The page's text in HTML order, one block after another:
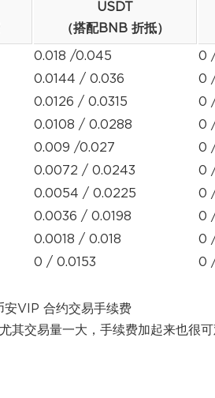
USDT
（搭配BNB 折抵）
0.018 /0.045
0
0.0144 / 0.036
0
0.0126 / 0.0315
0
0.0108 / 0.0288
0
0.009 /0.027
0
0.0072 / 0.0243
0
0.0054 / 0.0225
0
0.0036 / 0.0198
0
0.0018 / 0.018
0
0 / 0.0153 0
安VIP 合约交易手续费
其交易量一大，手续费加起来也很